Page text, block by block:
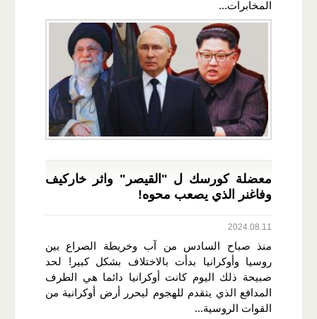
المخابرات...
معضلة كورسك ل "القيصر" واثر خاركيف
وفاغنر الذي يصعب محوه!
2024.08.11
منذ صباح السادس من آب وخريطة الصراع بين
روسيا وأوكرانيا بدأت بالاختلاف بشكل كبير! لحد
صبيحة ذلك اليوم كانت أوكرانيا دائما هي الطرف
المدافع الذي يتقدم للهجوم ليحرر أرض أوكرانية من
القوات الروسية...